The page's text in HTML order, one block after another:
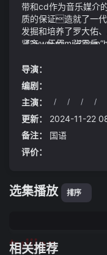
带和cd作为音乐媒介
质的保证造就了一
发掘和培养了罗大佑
贤齐、伍佰、张震岳
消耗了两成真元方
“www.mimi-
述：关于周围神经损伤
《“www.mimi-
导演：
编剧：
主演：
/ / / /
更新：
2024-11-22
备注：
国语
评价：
选集播放 排序
相关推荐
tuijian